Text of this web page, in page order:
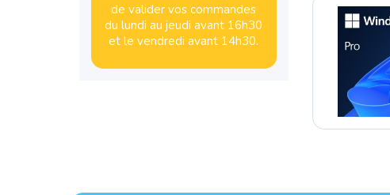
de valider vos commandes
du lundi au jeudi avant 16h30
et le vendredi avant 14h30.